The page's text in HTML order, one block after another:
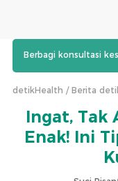
Berbagi konsultasi
detikHealth Berita
Ingat, Tak
Enak! Ini